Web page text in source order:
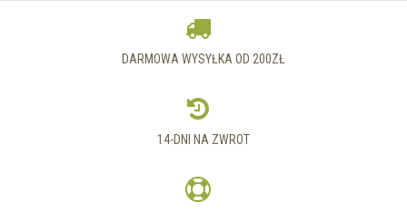
DARMOWA WYSYŁKA OD 200ZŁ
14-DNI NA ZWROT